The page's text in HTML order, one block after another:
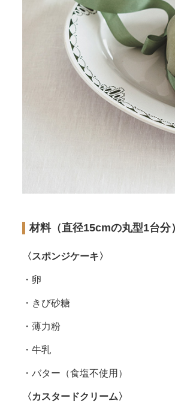
材料（直径15cmの丸型1台分
〈スポンジケーキ〉
・卵
・きび砂糖
・薄力粉
・牛乳
・バター（食塩不使用）
〈カスタードクリーム〉